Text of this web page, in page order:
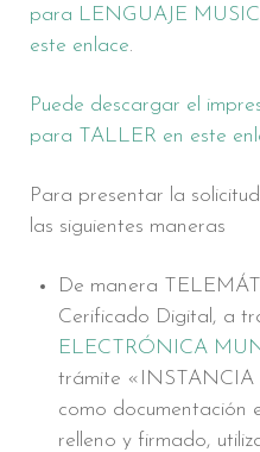
para LENGUAJE
este enlace.
Puede descargar el
para TALLER en este
Para presentar la
las siguientes maneras
De manera
Cerificado Digital, a
ELECTRÓNICA
trámite «INSTANCIA
como documentación
relleno y firmado,